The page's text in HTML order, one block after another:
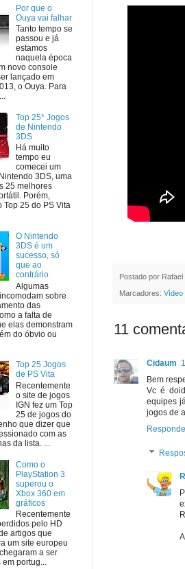
Postado por Rafael
Marcadores: Vídeo
11
Cidaum
Bem
Vc é
equipes
jogos de
Por que o
Ouya vai falhar
Tanto tempo se
passou e já
estamos
naquela época
novo console
lançado em
o Ouya. Para
Top 25* Jogos
de Nintendo
3DS
Há muito
tempo eu
comecei um
3DS, uma
25 melhores
Porém,
Top 25 do PS Vita
O Nintendo
3DS é um
sucesso, só
que ao
contrário
Algumas
sobre
das
a falta de
elas demonstram
do óbvio ou
Top 25 Jogos
de PS Vita
Recentemente
o site de jogos
IGN fez um Top
25 de jogos do
que dizer que
com as
da lista. ...
Como o
PlayStation 3
superou o
Xbox 360 em
gráficos
Recentemente
pelo HD
artigos que
um site europeu
a ser
portug...